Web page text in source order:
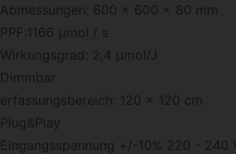
Abmessungen: 600 x 600 x 80 mm
PPF:1166 μmol / s
Wirkungsgrad: 2,4 μmol/J
Dimmbar
erfassungsbereich: 120 x 120 cm
Plug&Play
Eingangsspannung +/-10% 220 - 240